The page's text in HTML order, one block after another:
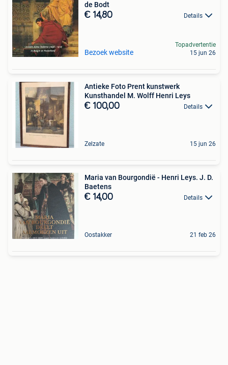
de Bodt
€ 14,80 Details
Bezoek website
Topadvertentie
15 jun 26
Antieke Foto Prent kunstwerk
Kunsthandel M. Wolff Henri Leys
€ 100,00 Details
Zelzate 15 jun 26
Maria van Bourgondië - Henri Leys. J. D.
Baetens
€ 14,00 Details
Oostakker 21 feb 26